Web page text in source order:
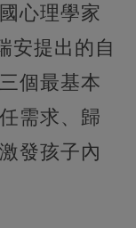
心理學家
安提出的自
個最基本
需求、歸
發孩子內